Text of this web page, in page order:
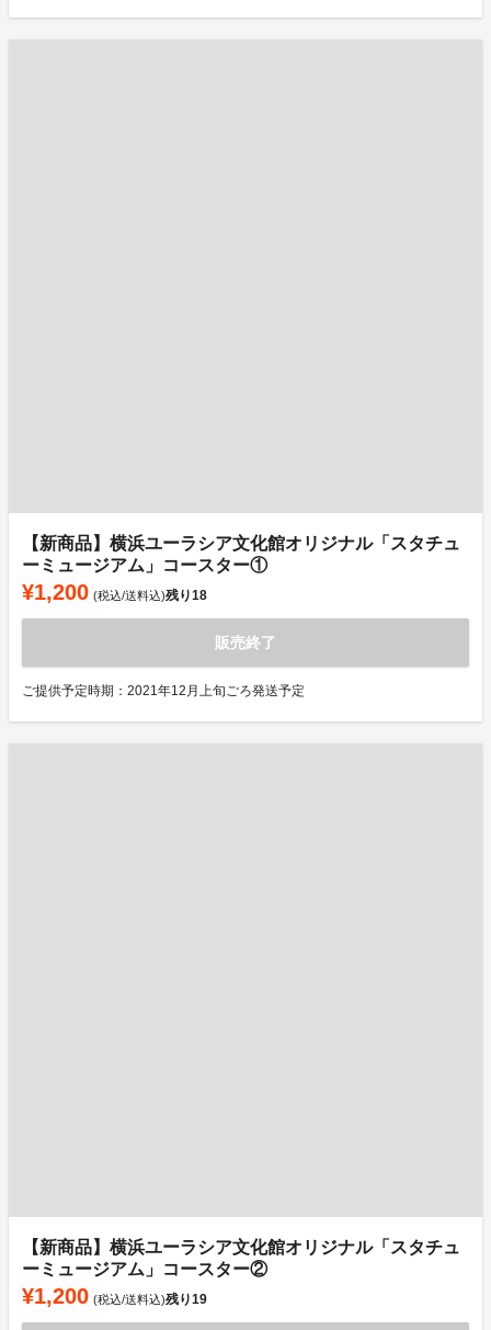
【新商品】横浜ユーラシア文化館オリジナル「スタチュ
ーミュージアム」コースター①
¥1,200 (税込/送料込)残り18
販売終了
ご提供予定時期：2021年12月上旬ごろ発送予定
【新商品】横浜ユーラシア文化館オリジナル「スタチュ
ーミュージアム」コースター②
¥1,200 (税込/送料込)残り19